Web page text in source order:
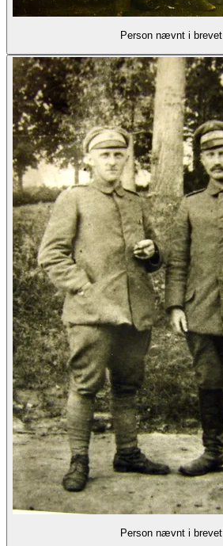
Person nævnt i brevet
Person nævnt i brevet